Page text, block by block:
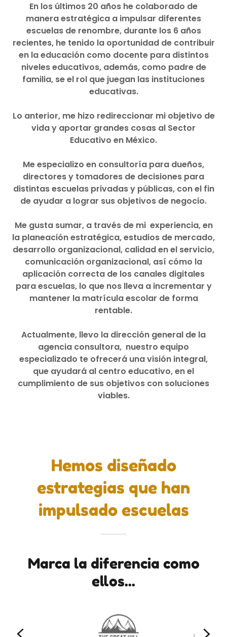
En los últimos 20 años he colaborado de
manera estratégica a impulsar diferentes
escuelas de renombre, durante los 6 años
recientes, he tenido la oportunidad de contribuir
en la educación como docente para distintos
niveles educativos, además, como padre de
familia, se el rol que juegan las instituciones
educativas.
Lo anterior, me hizo redireccionar mi objetivo de
vida y aportar grandes cosas al Sector
Educativo en México.
Me especializo en consultoría para dueños,
directores y tomadores de decisiones para
distintas escuelas privadas y públicas, con el fin
de ayudar a lograr sus objetivos de negocio.
Me gusta sumar, a través de mi experiencia, en
la planeación estratégica, estudios de mercado,
desarrollo organizacional, calidad en el servicio,
comunicación organizacional, así cómo la
aplicación correcta de los canales digitales
para escuelas, lo que nos lleva a incrementar y
mantener la matrícula escolar de forma
rentable.
Actualmente, llevo la dirección general de la
agencia consultora, nuestro equipo
especializado te ofrecerá una visión integral,
que ayudará al centro educativo, en el
cumplimiento de sus objetivos con soluciones
viables.
Hemos diseñado
estrategias que han
impulsado escuelas
Marca la diferencia como
ellos...